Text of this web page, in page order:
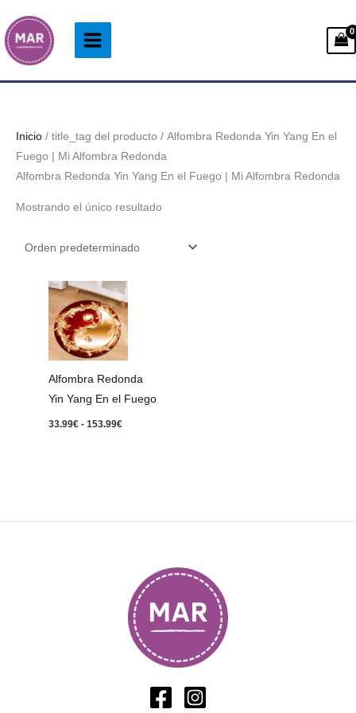
al
contenido
Inicio / title_tag del producto / Alfombra Redonda Yin Yang En el
Fuego | Mi Alfombra Redonda
Alfombra Redonda Yin Yang En el Fuego | Mi Alfombra Redonda
Mostrando el único resultado
Alfombra Redonda
Yin Yang En el Fuego
33.99€ - 153.99€
Rango
de
precios:
desde
33.99€
hasta
153.99€